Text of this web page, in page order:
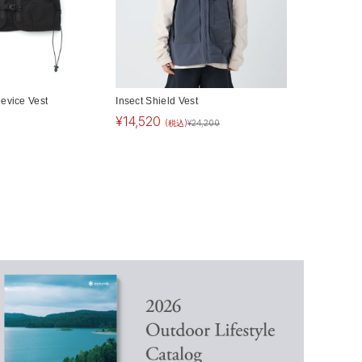
Vest Insect Shield Vest
¥14,520 (税込)¥24,200